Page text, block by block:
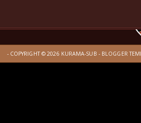
- COPYRIGHT ©2026 KURAMA-SUB - BLOGGER